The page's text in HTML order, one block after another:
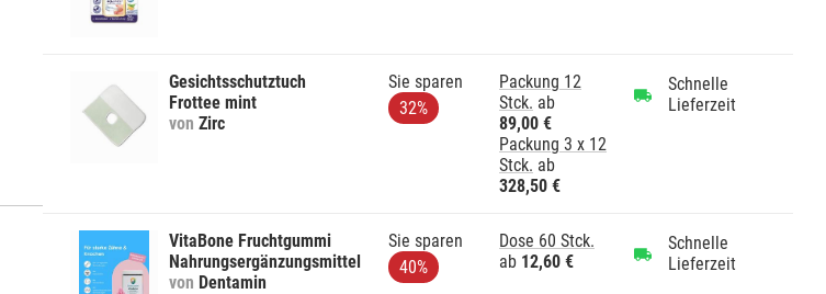
Gesichtsschutztuch
Frottee mint
von Zirc
Sie sparen
32%
Packung 12
Stck. ab
89,00 €
Packung 3 x 12
Stck. ab
328,50 €
Schnelle
Lieferzeit
VitaBone Fruchtgummi
Nahrungsergänzungsmittel
von Dentamin
Sie sparen
40%
Dose 60 Stck.
ab 12,60 €
Schnelle
Lieferzeit